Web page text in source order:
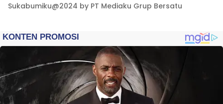
Sukabumiku@2024 by PT Mediaku Grup Bersatu